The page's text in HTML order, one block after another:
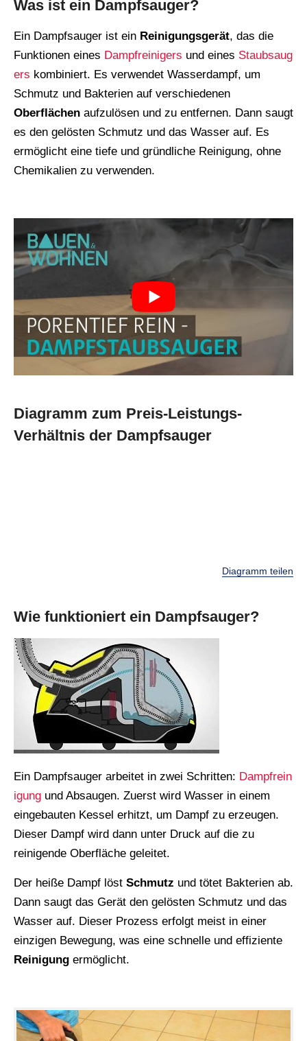
Was ist ein Dampfsauger?
Ein Dampfsauger ist ein Reinigungsgerät, das die
Funktionen eines Dampfreinigers und eines Staubsaug
ers kombiniert. Es verwendet Wasserdampf, um
Schmutz und Bakterien auf verschiedenen
Oberflächen aufzulösen und zu entfernen. Dann saugt
es den gelösten Schmutz und das Wasser auf. Es
ermöglicht eine tiefe und gründliche Reinigung, ohne
Chemikalien zu verwenden.
Diagramm zum Preis-Leistungs-
Verhältnis der Dampfsauger
Diagramm teilen
Wie funktioniert ein Dampfsauger?
Ein Dampfsauger arbeitet in zwei Schritten: Dampfrein
igung und Absaugen. Zuerst wird Wasser in einem
eingebauten Kessel erhitzt, um Dampf zu erzeugen.
Dieser Dampf wird dann unter Druck auf die zu
reinigende Oberfläche geleitet.
Der heiße Dampf löst Schmutz und tötet Bakterien ab.
Dann saugt das Gerät den gelösten Schmutz und das
Wasser auf. Dieser Prozess erfolgt meist in einer
einzigen Bewegung, was eine schnelle und effiziente
Reinigung ermöglicht.